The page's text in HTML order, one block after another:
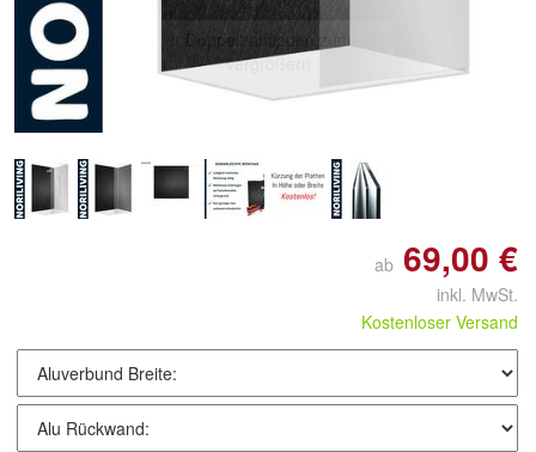
Doppelt antippen zum
vergrößern
ab 69,00 €
inkl. MwSt.
Kostenloser Versand